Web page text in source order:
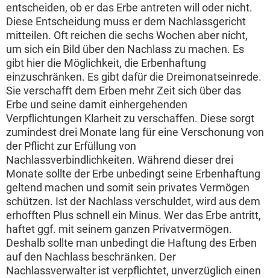
entscheiden, ob er das Erbe antreten will oder nicht.
Diese Entscheidung muss er dem Nachlassgericht
mitteilen. Oft reichen die sechs Wochen aber nicht,
um sich ein Bild über den Nachlass zu machen. Es
gibt hier die Möglichkeit, die Erbenhaftung
einzuschränken. Es gibt dafür die Dreimonatseinrede.
Sie verschafft dem Erben mehr Zeit sich über das
Erbe und seine damit einhergehenden
Verpflichtungen Klarheit zu verschaffen. Diese sorgt
zumindest drei Monate lang für eine Verschonung von
der Pflicht zur Erfüllung von
Nachlassverbindlichkeiten. Während dieser drei
Monate sollte der Erbe unbedingt seine Erbenhaftung
geltend machen und somit sein privates Vermögen
schützen. Ist der Nachlass verschuldet, wird aus dem
erhofften Plus schnell ein Minus. Wer das Erbe antritt,
haftet ggf. mit seinem ganzen Privatvermögen.
Deshalb sollte man unbedingt die Haftung des Erben
auf den Nachlass beschränken. Der
Nachlassverwalter ist verpflichtet, unverzüglich einen